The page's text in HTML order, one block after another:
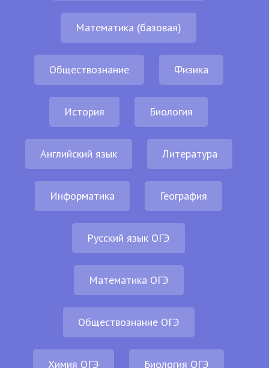
Математика (базовая)
Обществознание Физика
История Биология
Английский язык Литература
Информатика География
Русский язык ОГЭ
Математика ОГЭ
Обществознание ОГЭ
Химия ОГЭ Биология ОГЭ